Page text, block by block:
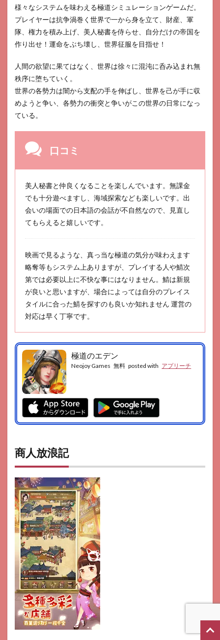
様々なシステムを味わえる極道シミュレーションゲームだ。
プレイヤーは抗争渦巻く世界で一から身を立て、財産、軍
隊、権力を積み上げ、美人秘書を侍らせ、自分だけの帝国を
作り出せ！運命をぶち壊し、世界征服を目指せ！
人間の欲望に果てはなく、世界は徐々に混沌に呑み込まれ無
秩序に堕ちていく。
世界の各勢力は闇から支配の手を伸ばし、世界を己が手に収
めようと争い、各勢力の衝突と争いがこの世界の日常になっ
ている。
口コミ
美人秘書と仲良くなることを楽しんでいます。無課金
でも十分遊べますし、海域探索なども楽しいです。出
会いの場面での日本語の会話が不自然なので、見直し
てもらえると嬉しいです。
映画で見るような、真っ当な極道の気分が味わえます
略奪等もシステム上ありますが、プレイする人や鯖次
第では必要以上に不快な事にはなりません。鯖は新規
が良いと思いますが、場合によっては自分のプレイス
タイルに合った鯖を探すのも良いか知れません 運営の
対応は早く丁寧です。
極道のエデン
Neojoy Games 無料 posted with アプリーチ
商人放浪記